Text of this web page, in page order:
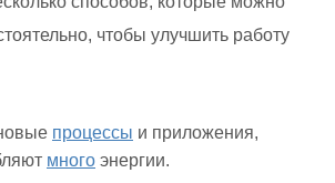
чтобы улучшить работу
процессы и приложения,
много энергии.